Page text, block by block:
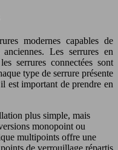
modernes capables de
Les serrures en
serrures connectées sont
type de serrure présente
est important de prendre en
plus simple, mais
monopoint ou
multipoints offre une
de verrouillage répartis